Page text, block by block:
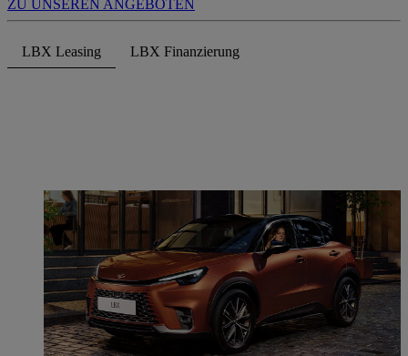
ZU UNSEREN ANGEBOTEN
LBX Leasing LBX Finanzierung